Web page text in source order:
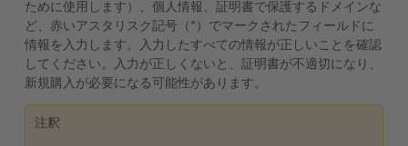
ために使用します）、個人情報、証明書で保護するドメインな
ど、赤いアスタリスク記号（*）でマークされたフィールドに
情報を入力します。入力したすべての情報が正しいことを確認
してください。入力が正しくないと、証明書が不適切になり、
新規購入が必要になる可能性があります。
注釈